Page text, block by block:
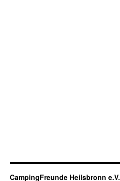
CampingFreunde Heilsbronn e.V.